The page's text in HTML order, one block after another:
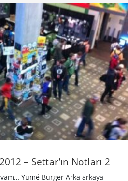
– Settar’ın Notları 2
Yumé Burger Arka arkaya